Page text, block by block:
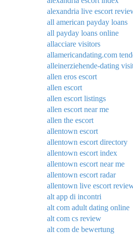
alexandria live escort
all american payday loans
all payday loans online
allacciare visitors
allamericandating.com
alleinerziehende-dating
allen eros escort
allen escort
allen escort listings
allen escort near me
allen the escort
allentown escort
allentown escort directory
allentown escort index
allentown escort near me
allentown escort radar
allentown live escort
alt app di incontri
alt com adult dating online
alt com cs review
alt com de bewertung